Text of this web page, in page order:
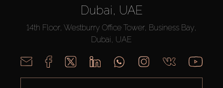
Dubai, UAE
14th Floor, Westburry Office Tower, Business Bay,
Dubai, UAE